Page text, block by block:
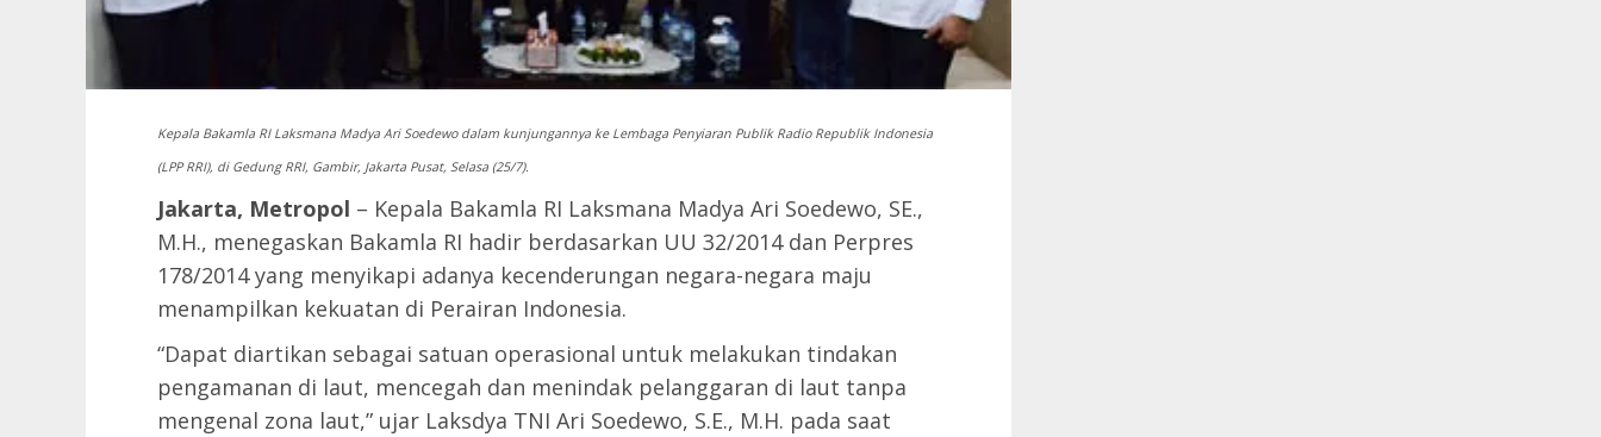
Kepala Bakamla RI Laksmana Madya Ari Soedewo dalam kunjungannya ke Lembaga Penyiaran Publik Radio Republik Indonesia
(LPP RRI), di Gedung RRI, Gambir, Jakarta Pusat, Selasa (25/7).
Jakarta, Metropol – Kepala Bakamla RI Laksmana Madya Ari Soedewo, SE.,
M.H., menegaskan Bakamla RI hadir berdasarkan UU 32/2014 dan Perpres
178/2014 yang menyikapi adanya kecenderungan negara-negara maju
menampilkan kekuatan di Perairan Indonesia.
“Dapat diartikan sebagai satuan operasional untuk melakukan tindakan
pengamanan di laut, mencegah dan menindak pelanggaran di laut tanpa
mengenal zona laut,” ujar Laksdya TNI Ari Soedewo, S.E., M.H. pada saat